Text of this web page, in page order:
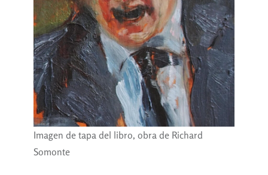
Imagen de tapa del libro, obra de Richard
Somonte